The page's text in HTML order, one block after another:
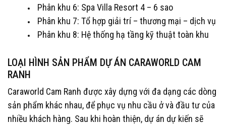
Phân khu 6: Spa Villa Resort 4 – 6 sao
Phân khu 7: Tổ hợp giải trí – thương mại – dịch vụ
Phân khu 8: Hệ thống hạ tầng kỹ thuật toàn khu
LOẠI HÌNH SẢN PHẨM DỰ ÁN CARAWORLD CAM
RANH
Caraworld Cam Ranh được xây dựng với đa dạng các dòng
sản phẩm khác nhau, để phục vụ nhu cầu ở và đầu tư của
nhiều khách hàng. Sau khi hoàn thiện, dự án dự kiến sẽ